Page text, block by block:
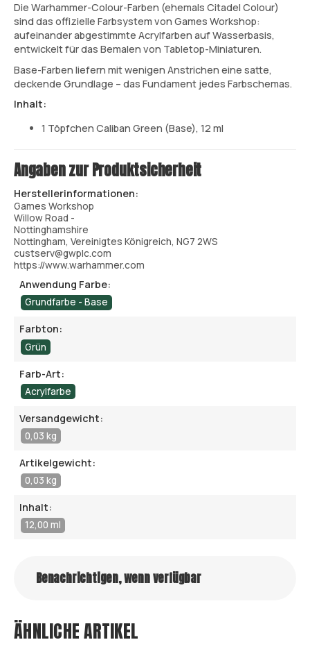
Die Warhammer-Colour-Farben (ehemals Citadel Colour)
sind das offizielle Farbsystem von Games Workshop:
aufeinander abgestimmte Acrylfarben auf Wasserbasis,
entwickelt für das Bemalen von Tabletop-Miniaturen.
Base-Farben liefern mit wenigen Anstrichen eine satte,
deckende Grundlage – das Fundament jedes Farbschemas.
Inhalt:
1 Töpfchen Caliban Green (Base), 12 ml
Angaben zur Produktsicherheit
Herstellerinformationen:
Games Workshop
Willow Road -
Nottinghamshire
Nottingham, Vereinigtes Königreich, NG7 2WS
custserv@gwplc.com
https://www.warhammer.com
Anwendung Farbe:
Grundfarbe - Base
Farbton:
Grün
Farb-Art:
Acrylfarbe
Versandgewicht:
0,03 kg
Artikelgewicht:
0,03 kg
Inhalt:
12,00 ml
Benachrichtigen, wenn verfügbar
ÄHNLICHE ARTIKEL